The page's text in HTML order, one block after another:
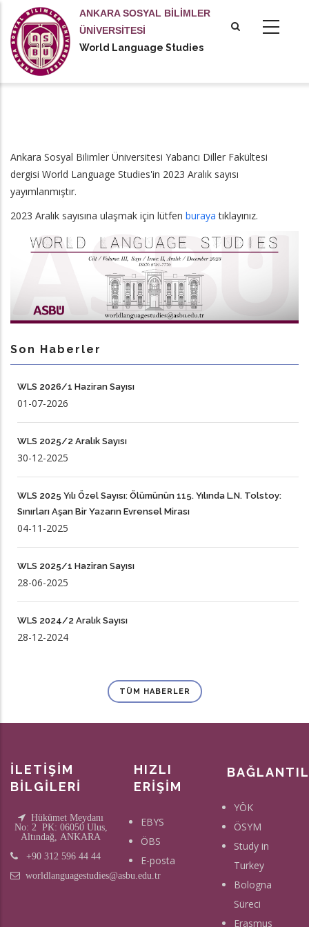
içeriğe
atla
ANKARA SOSYAL BİLİMLER
ÜNİVERSİTESİ
World Language Studies
Ankara Sosyal Bilimler Üniversitesi Yabancı Diller Fakültesi
dergisi World Language Studies'in 2023 Aralık sayısı
yayımlanmıştır.
2023 Aralık sayısına ulaşmak için lütfen buraya tıklayınız.
Son Haberler
WLS 2026/1 Haziran Sayısı
01-07-2026
WLS 2025/2 Aralık Sayısı
30-12-2025
WLS 2025 Yılı Özel Sayısı: Ölümünün 115. Yılında L.N. Tolstoy:
Sınırları Aşan Bir Yazarın Evrensel Mirası
04-11-2025
WLS 2025/1 Haziran Sayısı
28-06-2025
WLS 2024/2 Aralık Sayısı
28-12-2024
TÜM HABERLER
İLETİŞİM
BİLGİLERİ
Hükümet Meydanı
No: 2 PK: 06050 Ulus,
Altındağ, ANKARA
+90 312 596 44 44
worldlanguagestudies@asbu.edu.tr
HIZLI
ERİŞİM
EBYS
ÖBS
E-posta
YÖK
ÖSYM
Study in
Turkey
Bologna
Süreci
Erasmus